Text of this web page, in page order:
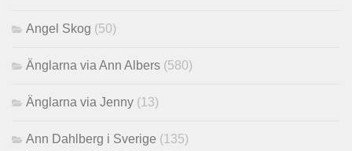
Angel Skog (50)
Änglarna via Ann Albers (580)
Änglarna via Jenny (13)
Ann Dahlberg i Sverige (135)